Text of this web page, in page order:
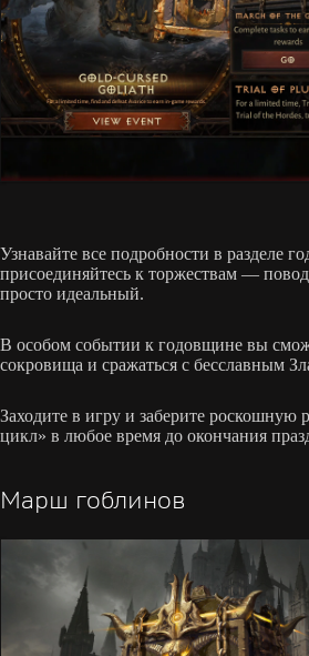
Узнавайте все подробности в разделе
присоединяйтесь к торжествам — повод
просто идеальный.
В особом событии к годовщине вы
сокровища и сражаться с бесславным
Заходите в игру и заберите
цикл» в любое время до окончания
Марш гоблинов